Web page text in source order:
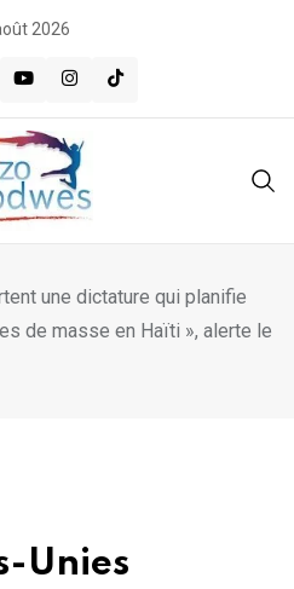
2026
une dictature qui planifie
de masse en Haïti », alerte le
Unies